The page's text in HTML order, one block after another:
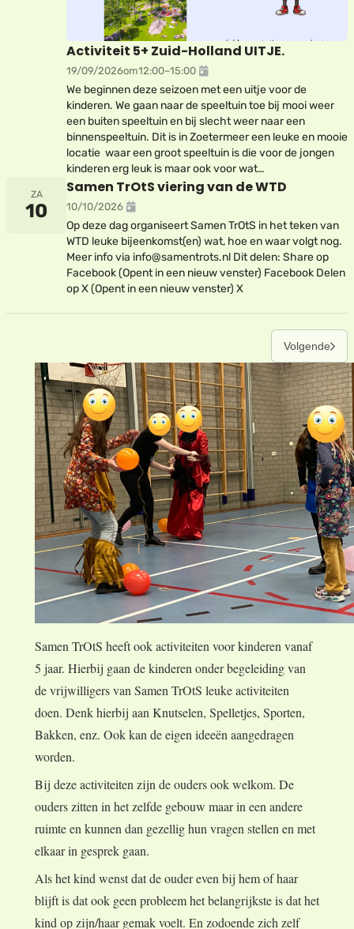
Activiteit 5+ Zuid-Holland UITJE.
19/09/2026om12:00–15:00
We beginnen deze seizoen met een uitje voor de
kinderen. We gaan naar de speeltuin toe bij mooi weer
een buiten speeltuin en bij slecht weer naar een
binnenspeeltuin. Dit is in Zoetermeer een leuke en mooie
locatie waar een groot speeltuin is die voor de jongen
kinderen erg leuk is maar ook voor wat…
ZA
10
Samen TrOtS viering van de WTD
10/10/2026
Op deze dag organiseert Samen TrOtS in het teken van
WTD leuke bijeenkomst(en) wat, hoe en waar volgt nog.
Meer info via info@samentrots.nl Dit delen: Share op
Facebook (Opent in een nieuw venster) Facebook Delen
op X (Opent in een nieuw venster) X
Volgende
Samen TrOtS heeft ook activiteiten voor kinderen vanaf
5 jaar. Hierbij gaan de kinderen onder begeleiding van
de vrijwilligers van Samen TrOtS leuke activiteiten
doen. Denk hierbij aan Knutselen, Spelletjes, Sporten,
Bakken, enz. Ook kan de eigen ideeën aangedragen
worden.
Bij deze activiteiten zijn de ouders ook welkom. De
ouders zitten in het zelfde gebouw maar in een andere
ruimte en kunnen dan gezellig hun vragen stellen en met
elkaar in gesprek gaan.
Als het kind wenst dat de ouder even bij hem of haar
blijft is dat ook geen probleem het belangrijkste is dat het
kind op zijn/haar gemak voelt. En zodoende zich zelf